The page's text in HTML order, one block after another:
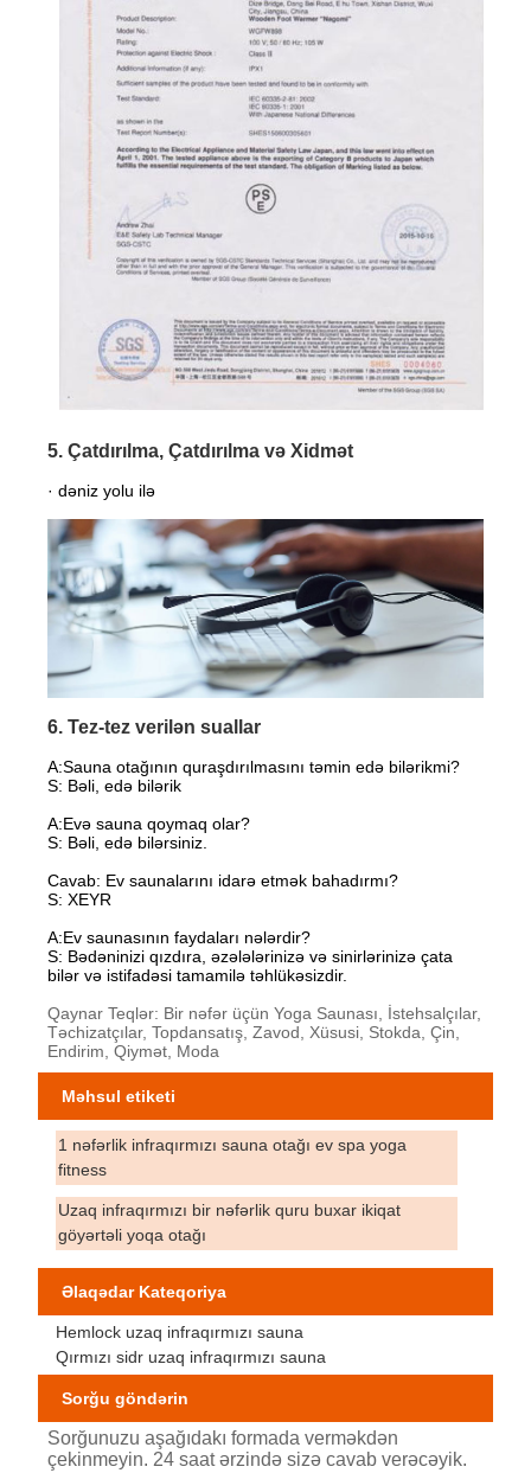
5. Çatdırılma, Çatdırılma və Xidmət
· dəniz yolu ilə
6. Tez-tez verilən suallar
A:Sauna otağının quraşdırılmasını təmin edə bilərikmi?
S: Bəli, edə bilərik
A:Evə sauna qoymaq olar?
S: Bəli, edə bilərsiniz.
Cavab: Ev saunalarını idarə etmək bahadırmı?
S: XEYR
A:Ev saunasının faydaları nələrdir?
S: Bədəninizi qızdıra, əzələlərinizə və sinirlərinizə çata
bilər və istifadəsi tamamilə təhlükəsizdir.
Qaynar Teqlər: Bir nəfər üçün Yoga Saunası, İstehsalçılar,
Təchizatçılar, Topdansatış, Zavod, Xüsusi, Stokda, Çin,
Endirim, Qiymət, Moda
Məhsul etiketi
1 nəfərlik infraqırmızı sauna otağı ev spa yoga
fitness
Uzaq infraqırmızı bir nəfərlik quru buxar ikiqat
göyərtəli yoqa otağı
Əlaqədar Kateqoriya
Hemlock uzaq infraqırmızı sauna
Qırmızı sidr uzaq infraqırmızı sauna
Sorğu göndərin
Sorğunuzu aşağıdakı formada verməkdən
çekinmeyin. 24 saat ərzində sizə cavab verəcəyik.